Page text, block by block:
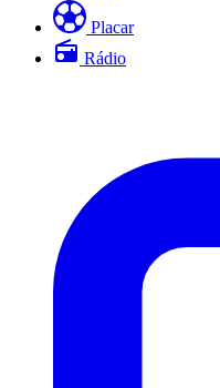
Placar
Rádio